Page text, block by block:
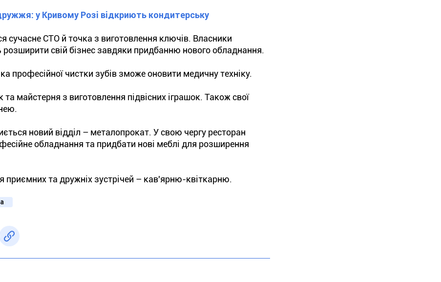
у Кривому Розі відкриють кондитерську
сучасне СТО й точка з виготовлення ключів. Власники
розширити свій бізнес завдяки придбанню нового обладнання.
професійної чистки зубів зможе оновити медичну техніку.
майстерня з виготовлення підвісних іграшок. Також свої
новий відділ – металопрокат. У свою чергу ресторан
обладнання та придбати нові меблі для розширення
приємних та дружніх зустрічей – кав'ярню-квіткарню.